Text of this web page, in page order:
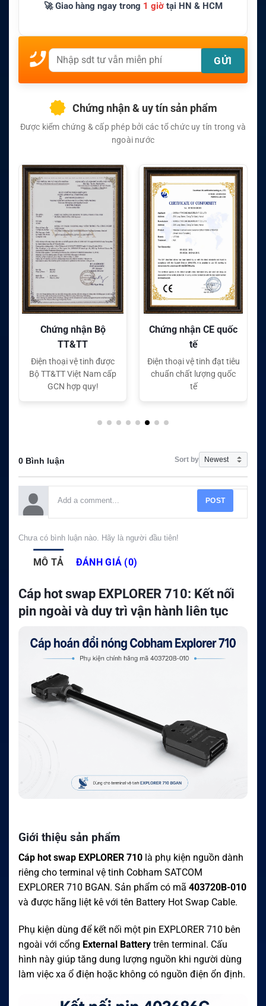
🚀 Giao hàng ngay trong 1 giờtại HN & HCM
Chứng nhận & uy tín sản phẩm
Được kiểm chứng & cấp phép bởi các tổ chức uy tín trong và
ngoài nước
Chứng nhận CE quốc
tế
Điện thoại vệ tinh đạt tiêu
chuẩn chất lượng quốc
tế
Chứng nhận FC quốc
Điện thoại vệ tinh đạt tiêu
chuẩn chất lượng quốc
0 Bình luận Sort by
POST
Chưa có bình luận nào. Hãy là người đầu tiên!
MÔ TẢ ĐÁNH GIÁ (0)
Cáp hot swap EXPLORER 710: Kết nối
pin ngoài và duy trì vận hành liên tục
Giới thiệu sản phẩm
Cáp hot swap EXPLORER 710 là phụ kiện nguồn dành
riêng cho terminal vệ tinh Cobham SATCOM
EXPLORER 710 BGAN. Sản phẩm có mã 403720B-010
và được hãng liệt kê với tên Battery Hot Swap Cable.
Phụ kiện dùng để kết nối một pin EXPLORER 710 bên
ngoài với cổng External Battery trên terminal. Cấu
hình này giúp tăng dung lượng nguồn khi người dùng
làm việc xa ổ điện hoặc không có nguồn điện ổn định.